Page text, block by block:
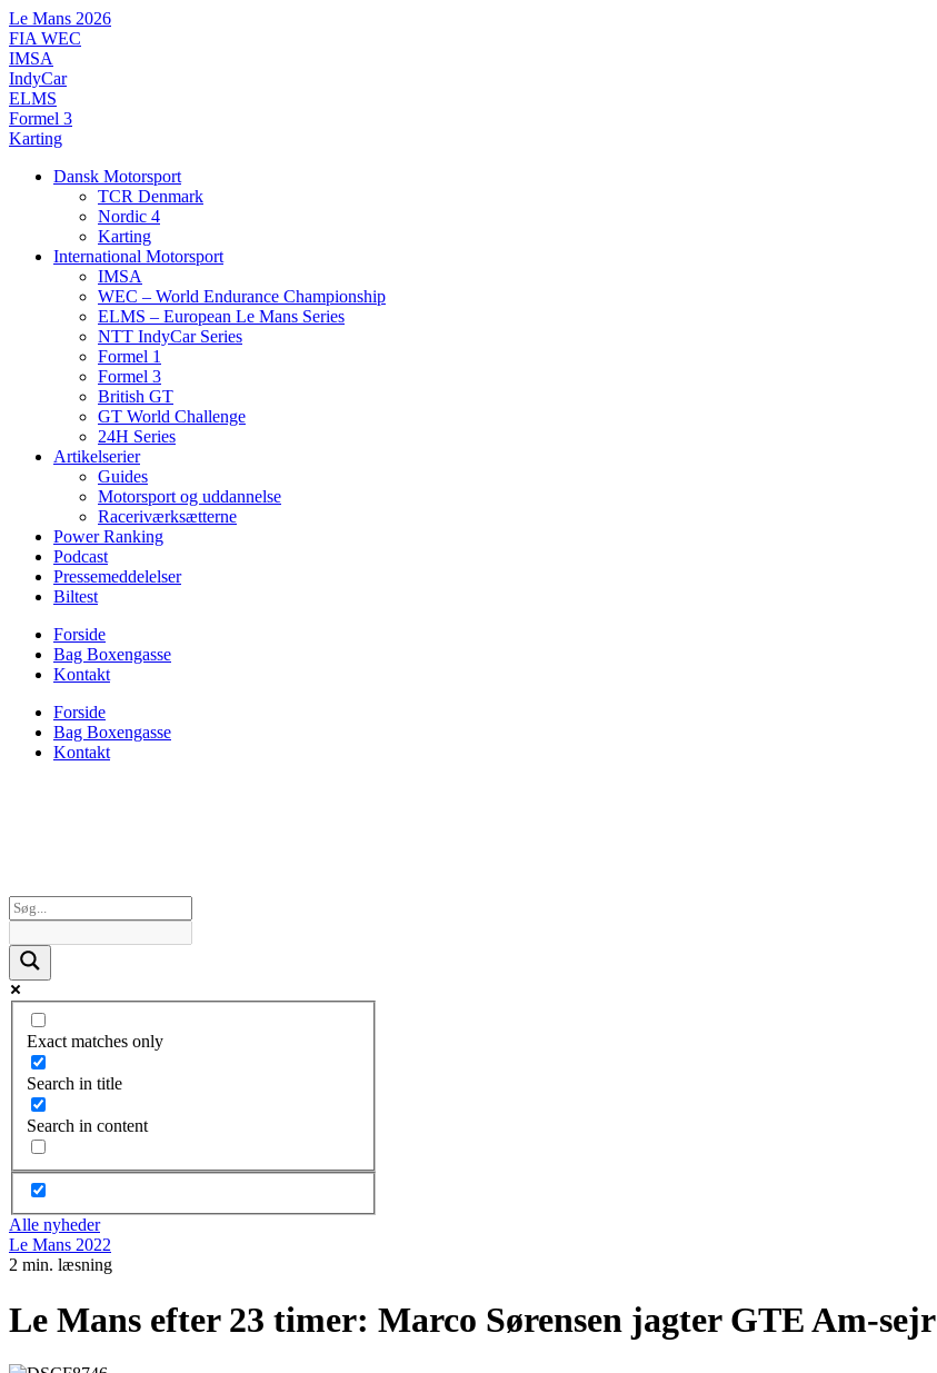
Videre
til
indhold
Le Mans 2026
FIA WEC
IMSA
IndyCar
ELMS
Formel 3
Karting
Dansk Motorsport
TCR Denmark
Nordic 4
Karting
International Motorsport
IMSA
WEC – World Endurance Championship
ELMS – European Le Mans Series
NTT IndyCar Series
Formel 1
Formel 3
British GT
GT World Challenge
24H Series
Artikelserier
Guides
Motorsport og uddannelse
Raceriværksætterne
Power Ranking
Podcast
Pressemeddelelser
Biltest
Forside
Bag Boxengasse
Kontakt
Forside
Bag Boxengasse
Kontakt
Exact matches only
Search in title
Search in content
Alle nyheder
Le Mans 2022
2 min. læsning
Le Mans efter 23 timer: Marco Sørensen jagter GTE Am-sejr